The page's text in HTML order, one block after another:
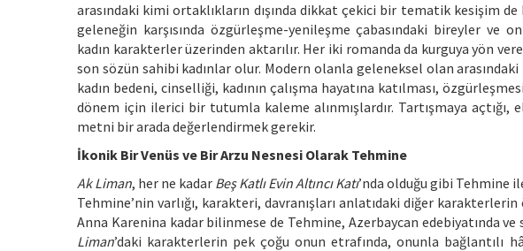
arasındaki kimi ortaklıkların dışında dikkat çekici bir tematik kesişim
geleneğin karşısında özgürleşme-yenileşme çabasındaki bireyler ve
kadın karakterler üzerinden aktarılır. Her iki romanda da kurguya yön
son sözün sahibi kadınlar olur. Modern olanla geleneksel olan arasındaki
kadın bedeni, cinselliği, kadının çalışma hayatına katılması,
dönem için ilerici bir tutumla kaleme alınmışlardır. Tartışmaya
metni bir arada değerlendirmek gerekir.
İkonik Bir Venüs ve Bir Arzu Nesnesi Olarak Tehmine
Ak Liman, her ne kadar Beş Katlı Evin Altıncı Katı’nda olduğu gibi Tehmine
Tehmine’nin varlığı, karakteri, davranışları anlatıdaki diğer
Anna Karenina kadar bilinmese de Tehmine, Azerbaycan edebiyatında
Liman’daki karakterlerin pek çoğu onun etrafında, onunla bağlantılı